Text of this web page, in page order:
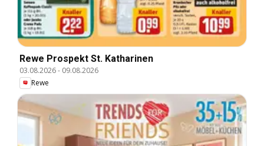
Rewe Prospekt St. Katharinen
03.08.2026- 09.08.2026
Rewe